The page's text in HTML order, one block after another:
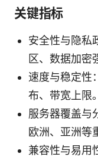
关键指标
安全性与隐私
区、数据加密
速度与稳定性
布、带宽上限。
服务器覆盖与
欧洲、亚洲等
兼容性与易用